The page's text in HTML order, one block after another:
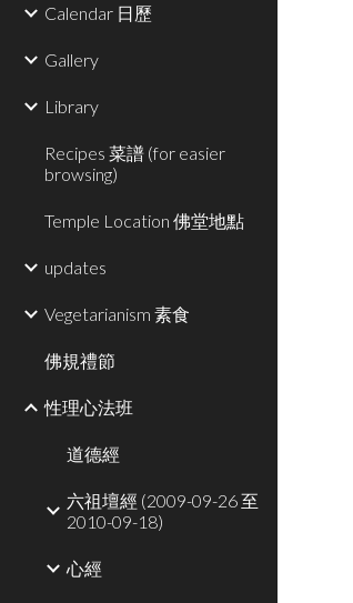
Calendar 日歷
Gallery
Library
Recipes 菜譜 (for easier
browsing)
Temple Location 佛堂地點
updates
Vegetarianism 素食
佛規禮節
性理心法班
道德經
六祖壇經 (2009-09-26 至
2010-09-18)
心經